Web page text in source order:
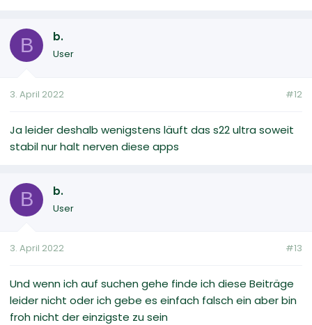
B b.
User
3. April 2022 #12
Ja leider deshalb wenigstens läuft das s22 ultra soweit
stabil nur halt nerven diese apps
B b.
User
3. April 2022 #13
Und wenn ich auf suchen gehe finde ich diese Beiträge
leider nicht oder ich gebe es einfach falsch ein aber bin
froh nicht der einzigste zu sein